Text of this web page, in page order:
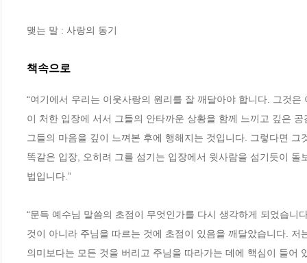
맺는 말 : 사랑의 동기
책속으로
“여기에서 우리는 이웃사랑의 원리를 잘 깨달아야 합니다. 그것
이 처한 입장에 서서 그들의 안타까운 상황을 함께 느끼고 깊은
그들의 마음을 깊이 느껴본 후에 행해지는 것입니다. 그렇다면
똑같은 입장, 오히려 그를 섬기는 입장에서 윗사람을 섬기듯이
법입니다.”
“문득 예수님 말씀의 초점이 무엇인가를 다시 생각하게 되었습
것이 아니라 주님을 따르는 것에 초점이 있음을 깨달았습니다.
의미보다는 모든 것을 버리고 주님을 따라가는 데에 핵심이 들어